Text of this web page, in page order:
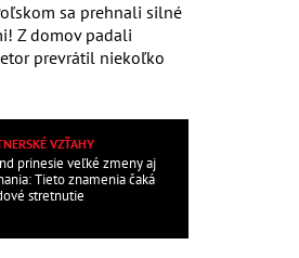
sa prehnali silné
Z domov padali
prevrátil niekoľko
VZŤAHY
prinesie veľké zmeny aj
Tieto znamenia čaká
stretnutie